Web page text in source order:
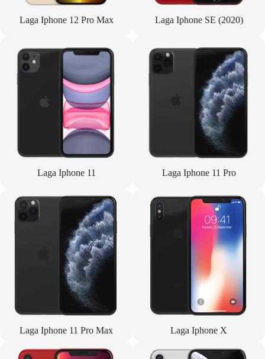
Laga Iphone 12 Pro Max Laga Iphone SE (2020)
Laga Iphone 11 Laga Iphone 11 Pro
Laga Iphone 11 Pro Max Laga Iphone X